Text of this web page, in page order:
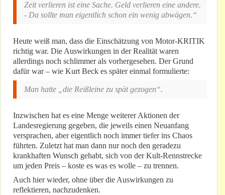
Zeit verlieren ist eine Sache. Geld verlieren eine andere.
- Da sollte man eigentlich schon ein wenig abwägen.“
Heute weiß man, dass die Einschätzung von Motor-KRITIK
richtig war. Die Auswirkungen in der Realität waren
allerdings noch schlimmer als vorhergesehen. Der Grund
dafür war – wie Kurt Beck es später einmal formulierte:
Man hatte „die Reißleine zu spät gezogen“.
Inzwischen hat es eine Menge weiterer Aktionen der
Landesregierung gegeben, die jeweils einen Neuanfang
versprachen, aber eigentlich noch immer tiefer ins Chaos
führten. Zuletzt hat man dann nur noch den geradezu
krankhaften Wunsch gehabt, sich von der Kult-Rennstrecke
um jeden Preis – koste es was es wolle – zu trennen.
Auch hier wieder, ohne über die Auswirkungen zu
reflektieren, nachzudenken.